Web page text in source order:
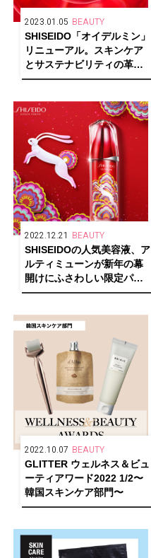
2023.01.05 BEAUTY
SHISEIDO「オイデルミン」
リニューアル。スキンケア
とサステナビリティの革新
的技術を搭載！
2022.12.21 BEAUTY
SHISEIDOの人気美容液、ア
ルティミューンが新年の幕
開けにふさわしい限定パッ
ケージで登場
2022.10.07 BEAUTY
GLITTER ウェルネス＆ビュ
ーティアワード2022 1/2〜
韓国スキンケア部門〜